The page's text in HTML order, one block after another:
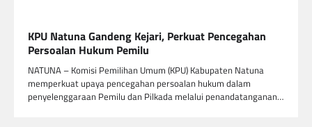
KPU Natuna Gandeng Kejari, Perkuat Pencegahan
Persoalan Hukum Pemilu
NATUNA – Komisi Pemilihan Umum (KPU) Kabupaten Natuna
memperkuat upaya pencegahan persoalan hukum dalam
penyelenggaraan Pemilu dan Pilkada melalui penandatanganan…